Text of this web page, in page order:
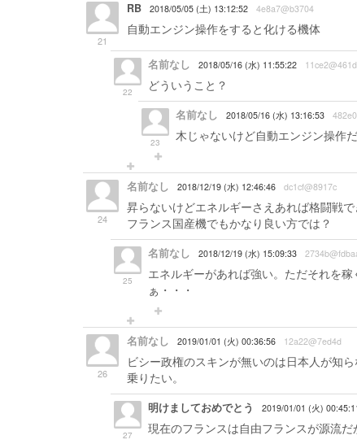
21
RB 2018/05/05 (土) 13:12:52 4e8a7@b3704
自動エンジン操作をすると化ける機体
22
名前なし 2018/05/16 (水) 11:55:22
どういうこと？
23
名前なし 2018/05/16 (水) 13:16:53
木じゃないけど自動エンジン操作
24
名前なし 2018/12/19 (水) 12:46:46 dc1cf@8917c
昇らないけどエネルギーさえあれば格闘戦
フランス国産機でもかなり良い方では？
25
名前なし 2018/12/19 (水) 15:09:33
エネルギーがあれば強い。ただそれを
ぁ・・・
26
名前なし 2019/01/01 (火) 00:36:56 12a22@7ed4d
ビシー政権のスキンが無いのは日本人が知
乗りたい。
27
明けましておめでとう 2019/01/01 (火)
現在のフランスは自由フランスが源流